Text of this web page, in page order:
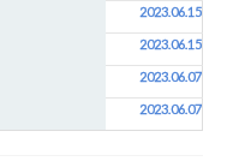
2023.06.15
2023.06.15
2023.06.07
2023.06.07